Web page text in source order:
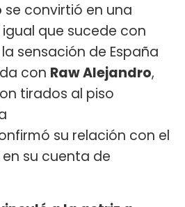
se convirtió en una
que sucede con
sensación de España
con Raw Alejandro,
tirados al piso
su relación con el
su cuenta de